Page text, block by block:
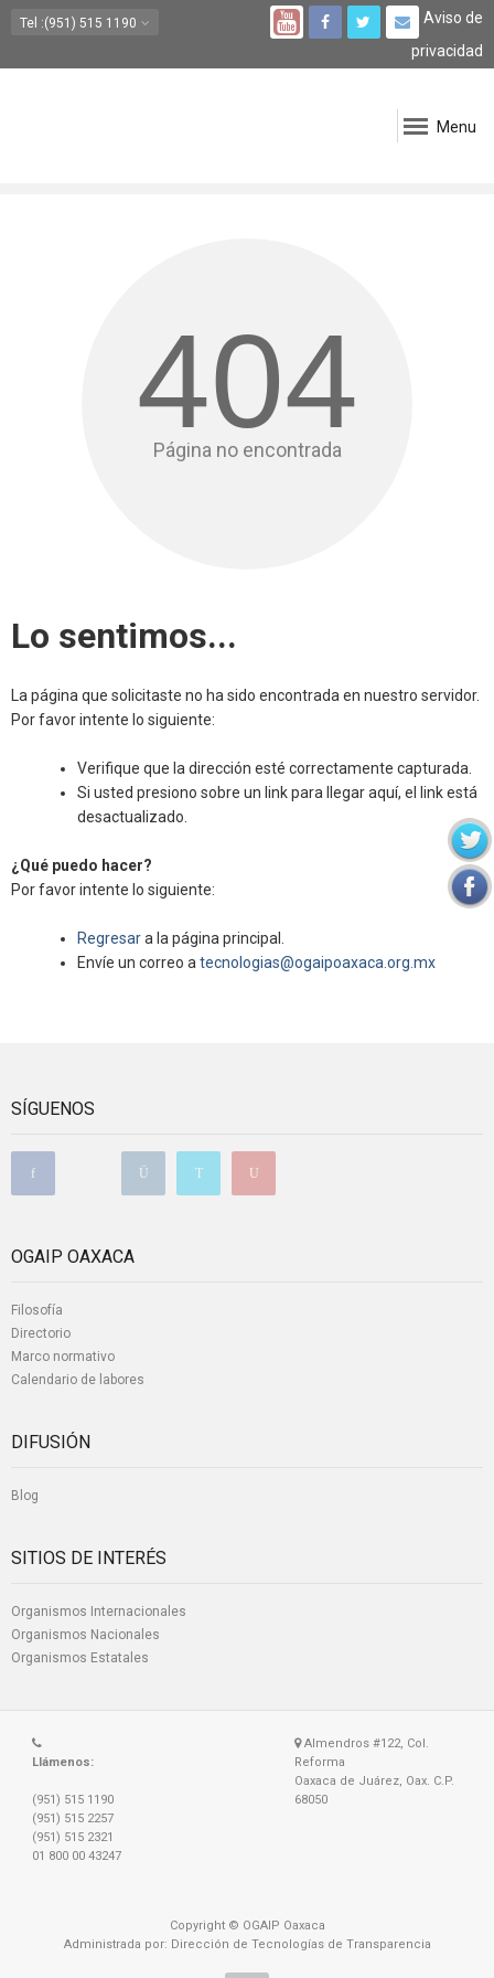
Tel :(951) 515 1190
Aviso de
privacidad
Menu
404
Página no encontrada
Lo sentimos...
La página que solicitaste no ha sido encontrada en nuestro servidor.
Por favor intente lo siguiente:
Verifique que la dirección esté correctamente capturada.
Si usted presiono sobre un link para llegar aquí, el link está
desactualizado.
¿Qué puedo hacer?
Por favor intente lo siguiente:
Regresara la página principal.
Envíe un correo a tecnologias@ogaipoaxaca.org.mx
SÍGUENOS
OGAIP OAXACA
Filosofía
Directorio
Marco normativo
Calendario de labores
DIFUSIÓN
Blog
SITIOS DE INTERÉS
Organismos Internacionales
Organismos Nacionales
Organismos Estatales
Llámenos:
(951) 515 1190
(951) 515 2257
(951) 515 2321
01 800 00 43247
Almendros #122, Col.
Reforma
Oaxaca de Juárez, Oax. C.P.
68050
Copyright © OGAIP Oaxaca
Administrada por: Dirección de Tecnologías de Transparencia